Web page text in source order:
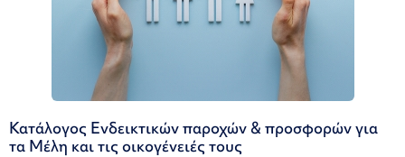
Κατάλογος Ενδεικτικών παροχών & προσφορών για
τα Μέλη και τις οικογένειές τους